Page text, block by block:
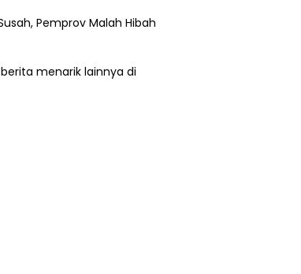
Pemprov Malah Hibah
menarik lainnya di